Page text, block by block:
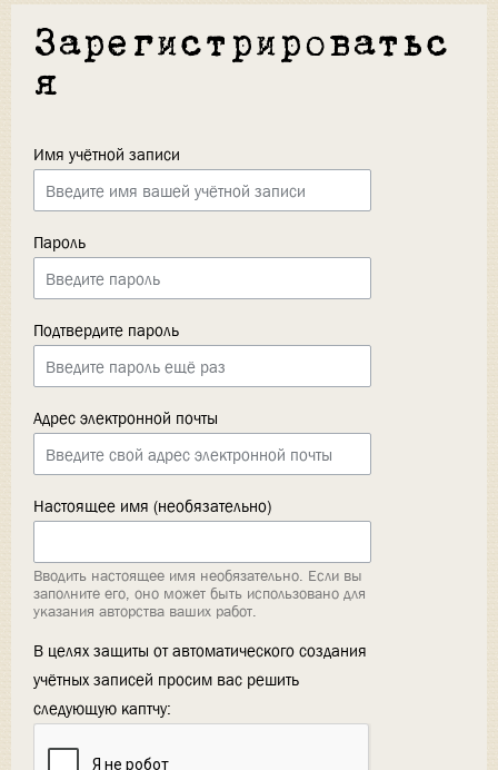
Зарегистрироватьс
я
Имя учётной записи
Пароль
Подтвердите пароль
Адрес электронной почты
Настоящее имя (необязательно)
Вводить настоящее имя необязательно. Если вы
заполните его, оно может быть использовано для
указания авторства ваших работ.
В целях защиты от автоматического создания
учётных записей просим вас решить
следующую каптчу: